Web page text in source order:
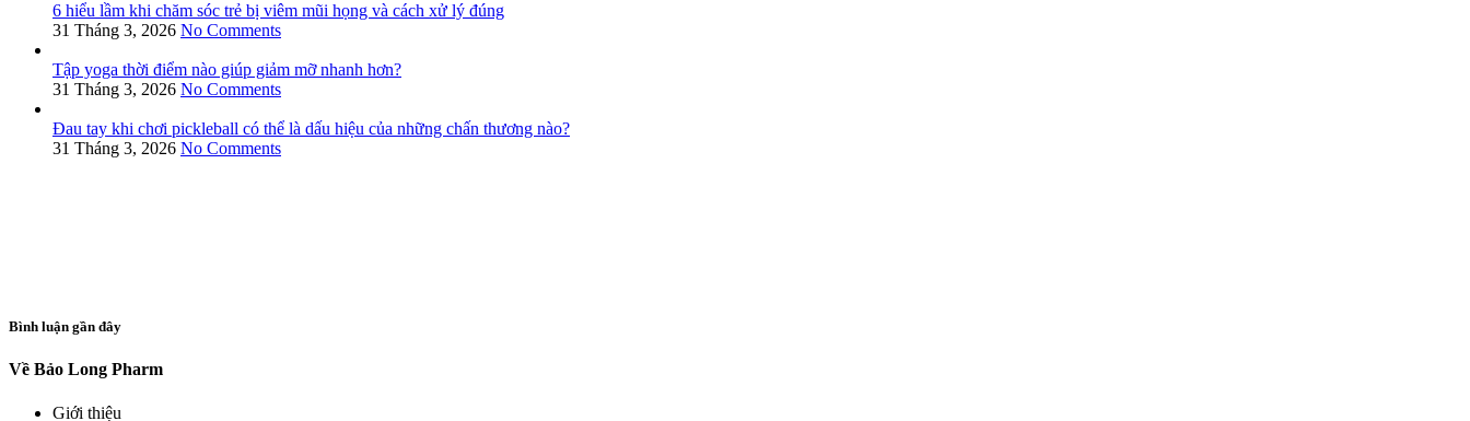
6 hiểu lầm khi chăm sóc trẻ bị viêm mũi họng và cách xử lý đúng
31 Tháng 3, 2026 No Comments
Tập yoga thời điểm nào giúp giảm mỡ nhanh hơn?
31 Tháng 3, 2026 No Comments
Đau tay khi chơi pickleball có thể là dấu hiệu của những chấn thương nào?
31 Tháng 3, 2026 No Comments
Bình luận gần đây
Về Bảo Long Pharm
Giới thiệu